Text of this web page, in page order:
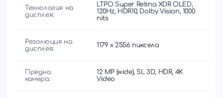
Технология на
дисплея:
LTPO Super Retina XDR OLED,
120Hz, HDR10, Dolby Vision, 1000
nits
Резолюция на
дисплея:
1179 x 2556 пиксела
Предна
камера:
12 MP (wide), SL 3D, HDR, 4K
Video